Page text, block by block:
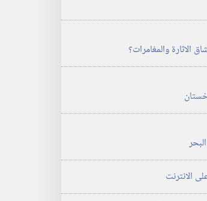
الاثارة والمغامرات؟‏
الانترنت